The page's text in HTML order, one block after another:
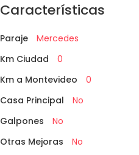
Características
Paraje Mercedes
Km Ciudad
0
Km a Montevideo
0
Casa Principal
No
Galpones
No
Otras Mejoras
No